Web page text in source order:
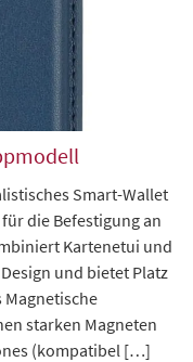
Smart-Wallet
die Befestigung an
Kartenetui und
und bietet Platz
starken Magneten
(kompatibel […]